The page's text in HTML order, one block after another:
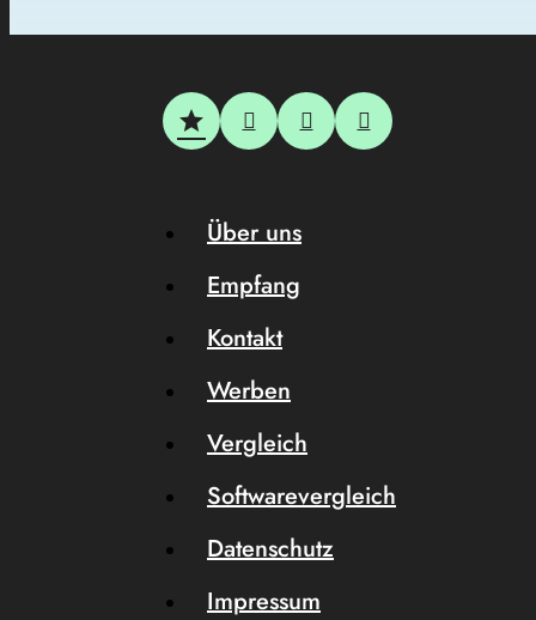
Über uns
Empfang
Kontakt
Werben
Vergleich
Softwarevergleich
Datenschutz
Impressum